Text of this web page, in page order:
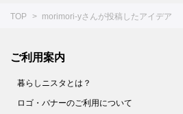
TOP morimori-yさんが投稿したアイデア
ご利用案内
暮らしニスタとは？
ロゴ・バナーのご利用について